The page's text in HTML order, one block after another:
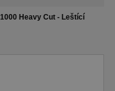
Heavy Cut - Leštící